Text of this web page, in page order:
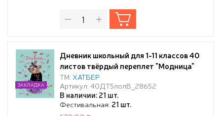
Дневник школьный для 1-11 классов 40
листов твёрдый переплет "Модница"
мат.ламин. 3D лак
ТМ: ХАТБЕР
Артикул: 40ДТ5лолВ_28652
В наличии: 21 шт.
Фестивальная: 21 шт.
ЗАКЛАДКА